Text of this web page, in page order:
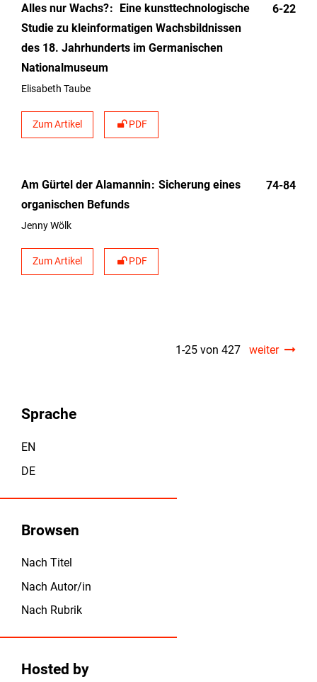
Alles nur Wachs?
Eine kunsttechnologische
Studie zu kleinformatigen Wachsbildnissen
des 18. Jahrhunderts im Germanischen
Nationalmuseum
Elisabeth Taube
Zum Artikel PDF
6-22
Am Gürtel der Alamannin Sicherung eines
organischen Befunds
Jenny Wölk
Zum Artikel PDF
74-84
1-25 von 427 weiter
Sprache
EN
DE
Browsen
Nach Titel
Nach Autor/in
Nach Rubrik
Hosted by